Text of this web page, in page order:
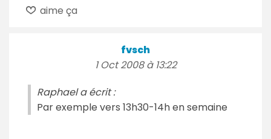
aime ça
fvsch
1 Oct 2008 à 13:22
Raphael a écrit :
Par exemple vers 13h30-14h en semaine